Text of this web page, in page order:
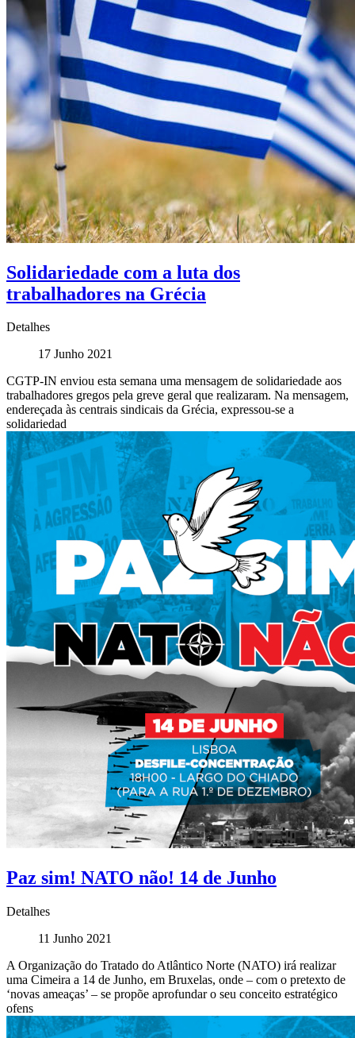
Solidariedade com a luta dos
trabalhadores na Grécia
Detalhes
17 Junho 2021
CGTP-IN enviou esta semana uma mensagem de solidariedade aos
trabalhadores gregos pela greve geral que realizaram. Na mensagem,
endereçada às centrais sindicais da Grécia, expressou-se a
solidariedad
Paz sim! NATO não! 14 de Junho
Detalhes
11 Junho 2021
A Organização do Tratado do Atlântico Norte (NATO) irá realizar
uma Cimeira a 14 de Junho, em Bruxelas, onde – com o pretexto de
‘novas ameaças’ – se propõe aprofundar o seu conceito estratégico
ofens